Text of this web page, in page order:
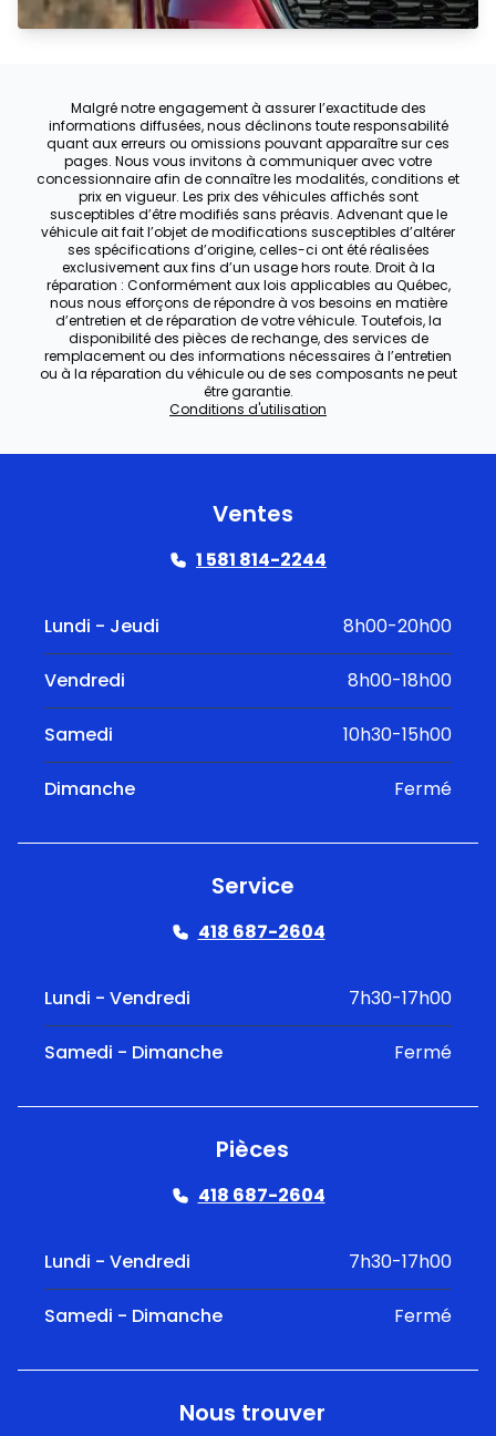
Malgré notre engagement à assurer l’exactitude des
informations diffusées, nous déclinons toute responsabilité
quant aux erreurs ou omissions pouvant apparaître sur ces
pages. Nous vous invitons à communiquer avec votre
concessionnaire afin de connaître les modalités, conditions et
prix en vigueur. Les prix des véhicules affichés sont
susceptibles d’être modifiés sans préavis. Advenant que le
véhicule ait fait l’objet de modifications susceptibles d’altérer
ses spécifications d’origine, celles-ci ont été réalisées
exclusivement aux fins d’un usage hors route. Droit à la
réparation : Conformément aux lois applicables au Québec,
nous nous efforçons de répondre à vos besoins en matière
d’entretien et de réparation de votre véhicule. Toutefois, la
disponibilité des pièces de rechange, des services de
remplacement ou des informations nécessaires à l’entretien
ou à la réparation du véhicule ou de ses composants ne peut
être garantie.
Conditions d'utilisation
Ventes
1 581 814-2244
Lundi - Jeudi 8h00-20h00
Vendredi 8h00-18h00
Samedi 10h30-15h00
Dimanche Fermé
Service
418 687-2604
Lundi - Vendredi 7h30-17h00
Samedi - Dimanche Fermé
Pièces
418 687-2604
Lundi - Vendredi 7h30-17h00
Samedi - Dimanche Fermé
Nous trouver